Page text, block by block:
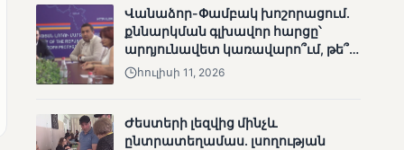
Փամբակ գետում
անհետացած
անչափահասների
որոնողական
Վանաձոր-Փամբակ խոշորացում.
քննարկման գլխավոր հարցը՝
արդյունավետ կառավարո՞ւմ, թե՞
քաղաքական նպատակ
հուլիսի 11, 2026
Ժեստերի լեզվից մինչև
ընտրատեղամաս. լսողության